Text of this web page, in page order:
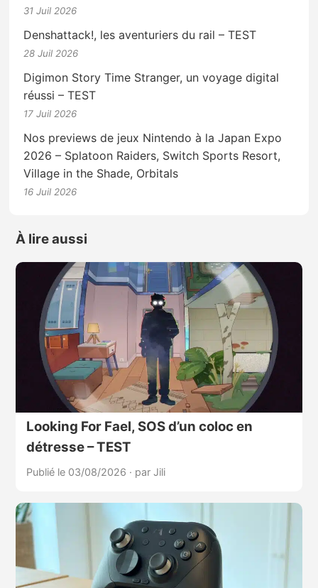
31 Juil 2026
Denshattack!, les aventuriers du rail – TEST
28 Juil 2026
Digimon Story Time Stranger, un voyage digital
réussi – TEST
17 Juil 2026
Nos previews de jeux Nintendo à la Japan Expo
2026 – Splatoon Raiders, Switch Sports Resort,
Village in the Shade, Orbitals
16 Juil 2026
À lire aussi
Looking For Fael, SOS d’un coloc en
détresse – TEST
Publié le 03/08/2026 · par Jili